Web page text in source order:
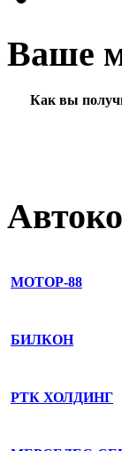
Ваше
Как вы
МОТОР-88
БИЛКОН
РТК ХОЛДИНГ